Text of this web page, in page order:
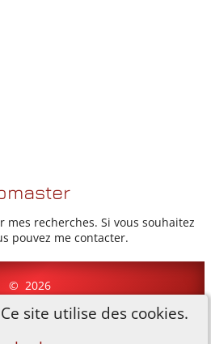
site utilise des cookies.
mes recherches. Si vous souhaitez
pouvez me contacter.
© 2026